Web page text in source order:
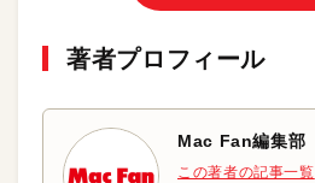
著者プロフィール
Mac Fan編集部
この著者の記事一覧